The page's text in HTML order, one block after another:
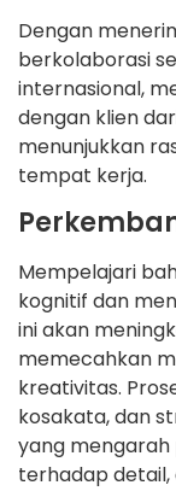
Dengan
berkolaborasi
internasional,
dengan klien
menunjukkan
tempat kerja.
Mempelajari
kognitif dan
ini akan
memecahkan
kreativitas.
kosakata, dan
yang
terhadap